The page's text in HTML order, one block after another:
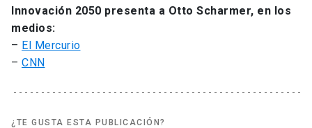
Innovación 2050 presenta a Otto Scharmer, en los
medios:
– El Mercurio
– CNN
¿TE GUSTA ESTA PUBLICACIÓN?